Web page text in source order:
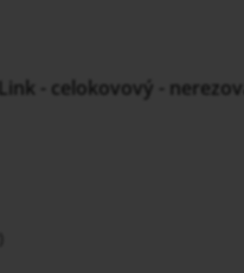
- celokovový -